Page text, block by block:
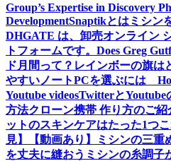
Group’s Expertise in Discovery
DevelopmentSnaptikとは ミシン
DHGATE は、卸売オンライン
トフォームです。 Does Greg
ド月間って？レインボーの旗は
やすいノートPCを選ぶには
Youtube videosTwitterとYoutube
方法クローン携帯 作り方のご紹
ットのスキンケアはたった1つ
見】
【動画あり】ミシンの三
を丈夫に縫おう ミシンの糸調子